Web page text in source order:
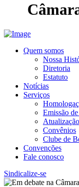
Quem somos
Nossa
Diretoria
Estatuto
Notícias
Serviços
Emissão
Convênios
Clube de
Convenções
Fale conosco
Sindicalize-se